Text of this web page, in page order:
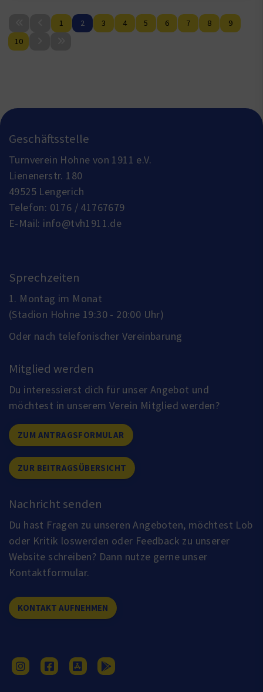
1 2 3 4 5 6 7 8
9
10
Geschäftsstelle
Turnverein Hohne von 1911 e.V.
Lienenerstr. 180
49525 Lengerich
Telefon: 0176 / 41767679
E-Mail: info@tvh1911.de
Sprechzeiten
1. Montag im Monat
(Stadion Hohne 19:30 - 20:00 Uhr)
Oder nach telefonischer Vereinbarung
Mitglied werden
Du interessierst dich für unser Angebot und
möchtest in unserem Verein Mitglied werden?
ZUM ANTRAGSFORMULAR
ZUR BEITRAGSÜBERSICHT
Nachricht senden
Du hast Fragen zu unseren Angeboten, möchtest Lob
oder Kritik loswerden oder Feedback zu unserer
Website schreiben? Dann nutze gerne unser
Kontaktformular.
KONTAKT AUFNEHMEN